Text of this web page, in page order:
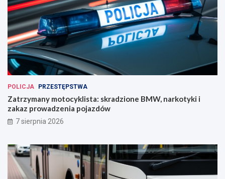
POLICJA PRZESTĘPSTWA
Zatrzymany motocyklista: skradzione BMW, narkotyki i
zakaz prowadzenia pojazdów
7 sierpnia 2026